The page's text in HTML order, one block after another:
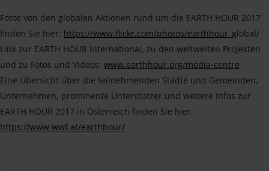
Fotos von den globalen Aktionen rund um die EARTH HOUR 2017
finden Sie hier: https://www.flickr.com/photos/earthhour _global/
Link zur EARTH HOUR International, zu den weltweiten Projekten
und zu Fotos und Videos: www.earthhour.org/media-centre
Eine Übersicht über die teilnehmenden Städte und Gemeinden,
Unternehmen, prominente Unterstützer und weitere Infos zur
EARTH HOUR 2017 in Österreich finden Sie hier:
https://www.wwf.at/earthhour/